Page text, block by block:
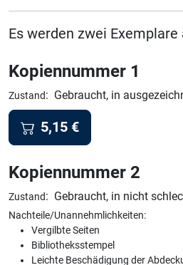
Es werden zwei Exemplare
Kopiennummer 1
Zustand: Gebraucht, in
5,15 €
Kopiennummer 2
Zustand: Gebraucht, in nicht
Nachteile/Unannehmlichkeiten:
Vergilbte Seiten
Bibliotheksstempel
Leichte Beschädigung der